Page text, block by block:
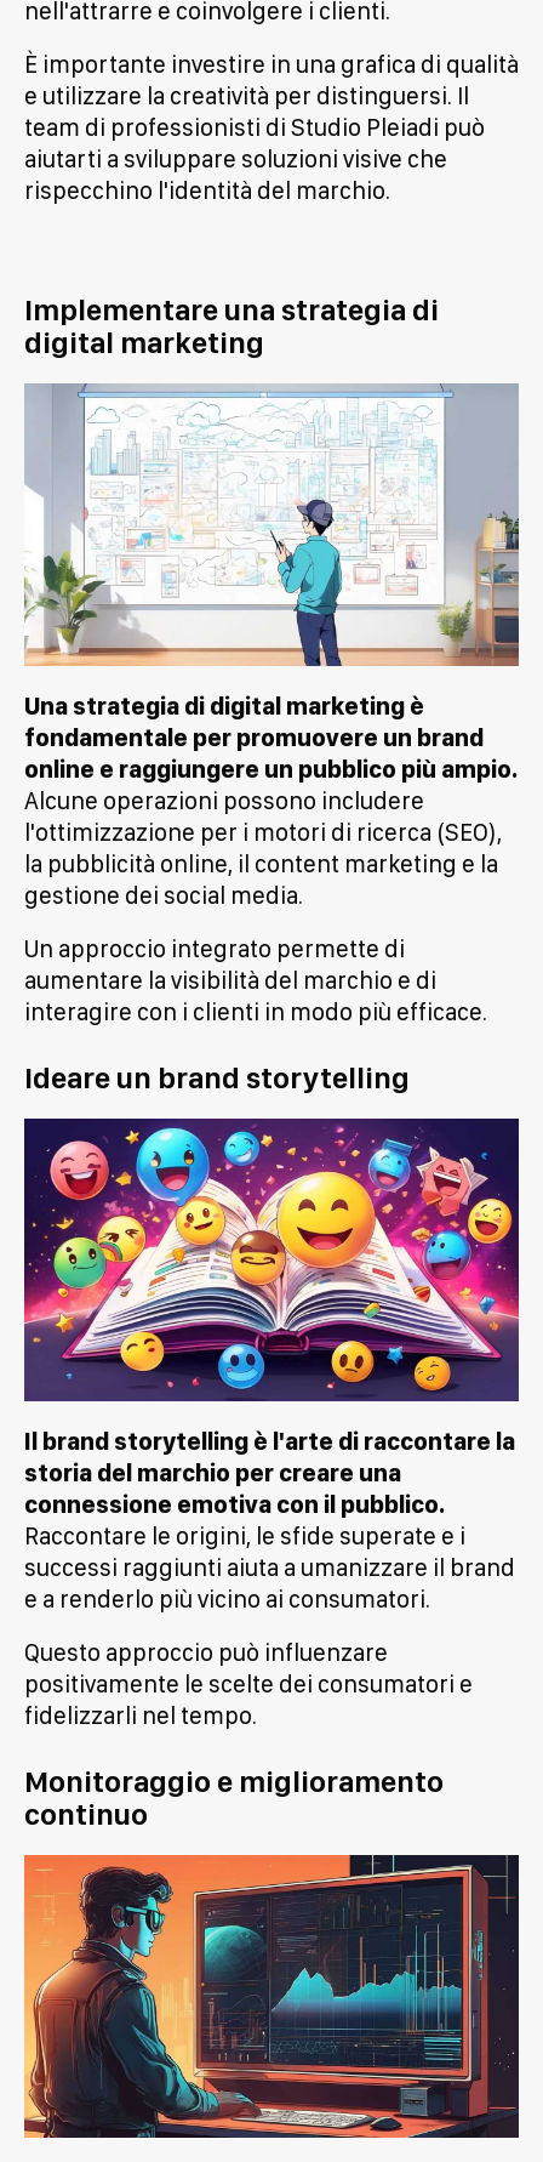
nell'attrarre e coinvolgere i clienti.
È importante investire in una grafica di qualità
e utilizzare la creatività per distinguersi. Il
team di professionisti di Studio Pleiadi può
aiutarti a sviluppare soluzioni visive che
rispecchino l'identità del marchio.
Implementare una strategia di
digital marketing
Una strategia di digital marketing è
fondamentale per promuovere un brand
online e raggiungere un pubblico più ampio.
Alcune operazioni possono includere
l'ottimizzazione per i motori di ricerca (SEO),
la pubblicità online, il content marketing e la
gestione dei social media.
Un approccio integrato permette di
aumentare la visibilità del marchio e di
interagire con i clienti in modo più efficace.
Ideare un brand storytelling
Il brand storytelling è l'arte di raccontare la
storia del marchio per creare una
connessione emotiva con il pubblico.
Raccontare le origini, le sfide superate e i
successi raggiunti aiuta a umanizzare il brand
e a renderlo più vicino ai consumatori.
Questo approccio può influenzare
positivamente le scelte dei consumatori e
fidelizzarli nel tempo.
Monitoraggio e miglioramento
continuo